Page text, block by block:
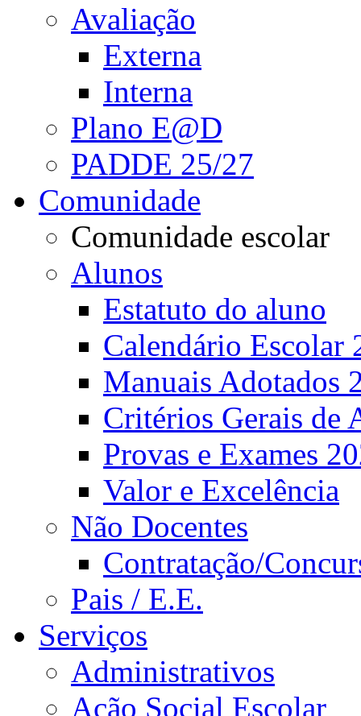
Avaliação
Externa
Interna
Plano E@D
PADDE 25/27
Comunidade
Comunidade escolar
Alunos
Estatuto do aluno
Calendário Escolar
Manuais Adotados
Critérios Gerais de
Provas e Exames
Valor e Excelência
Não Docentes
Contratação/
Pais / E.E.
Serviços
Administrativos
Ação Social Escolar